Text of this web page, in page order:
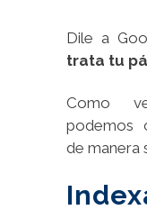
Dile a
trata tu
Como
podemos
de manera